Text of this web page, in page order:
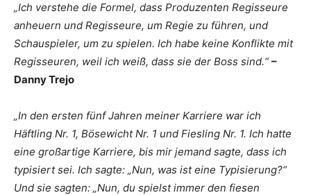
„Ich verstehe die Formel, dass Produzenten Regisseure
anheuern und Regisseure, um Regie zu führen, und
Schauspieler, um zu spielen. Ich habe keine Konflikte mit
Regisseuren, weil ich weiß, dass sie der Boss sind.“ –
Danny Trejo
„In den ersten fünf Jahren meiner Karriere war ich
Häftling Nr. 1, Bösewicht Nr. 1 und Fiesling Nr. 1. Ich hatte
eine großartige Karriere, bis mir jemand sagte, dass ich
typisiert sei. Ich sagte: „Nun, was ist eine Typisierung?“
Und sie sagten: „Nun, du spielst immer den fiesen